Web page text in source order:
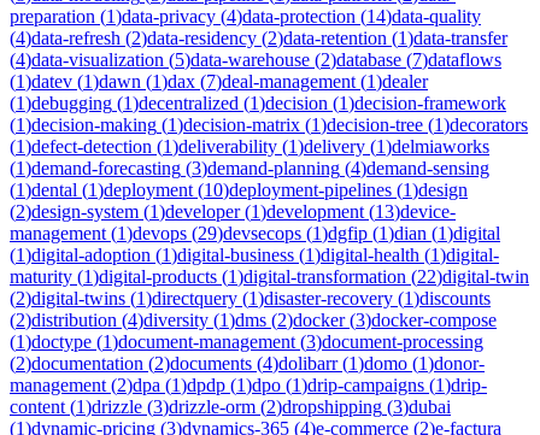
preparation (1)data-privacy (4)data-protection (14)data-quality
(4)data-refresh (2)data-residency (2)data-retention (1)data-transfer
(4)data-visualization (5)data-warehouse (2)database (7)dataflows
(1)datev (1)dawn (1)dax (7)deal-management (1)dealer
(1)debugging (1)decentralized (1)decision (1)decision-framework
(1)decision-making (1)decision-matrix (1)decision-tree (1)decorators
(1)defect-detection (1)deliverability (1)delivery (1)delmiaworks
(1)demand-forecasting (3)demand-planning (4)demand-sensing
(1)dental (1)deployment (10)deployment-pipelines (1)design
(2)design-system (1)developer(1)development (13)device-
management (1)devops (29)devsecops (1)dgfip (1)dian (1)digital
(1)digital-adoption (1)digital-business (1)digital-health (1)digital-
maturity (1)digital-products (1)digital-transformation (22)digital-twin
(2)digital-twins (1)directquery (1)disaster-recovery (1)discounts
(2)distribution (4)diversity (1)dms (2)docker(3)docker-compose
(1)doctype (1)document-management (3)document-processing
(2)documentation (2)documents (4)dolibarr(1)domo (1)donor-
management (2)dpa (1)dpdp (1)dpo (1)drip-campaigns (1)drip-
content (1)drizzle (3)drizzle-orm (2)dropshipping (3)dubai
(1)dynamic-pricing (3)dynamics-365 (4)e-commerce (2)e-factura